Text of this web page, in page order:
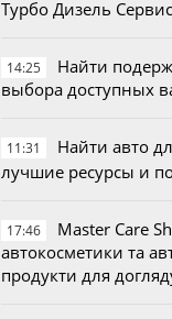
Турбо Дизель Сервис
14:25
Найти
выбора доступных
11:31
Найти авто
лучшие ресурсы и
17:46
Master Care
автокосметики та
продукти для